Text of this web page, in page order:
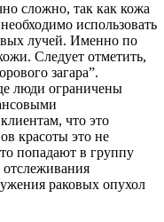
сложно, так как кожа
использовать
лучей. Именно по
Следует отметить,
загара”.
люди ограничены
что это
красоты это не
попадают в группу
отслеживания
раковых опухол